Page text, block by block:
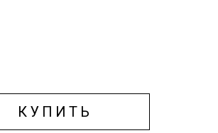
КУПИТЬ